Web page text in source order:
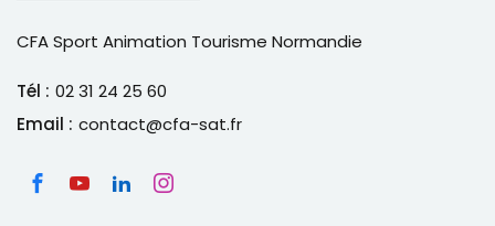
CFA Sport Animation Tourisme Normandie
Tél : 02 31 24 25 60
Email : contact@cfa-sat.fr